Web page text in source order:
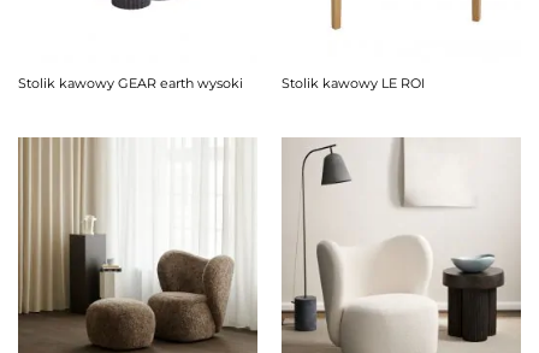
Stolik kawowy GEAR earth wysoki Stolik kawowy LE ROI